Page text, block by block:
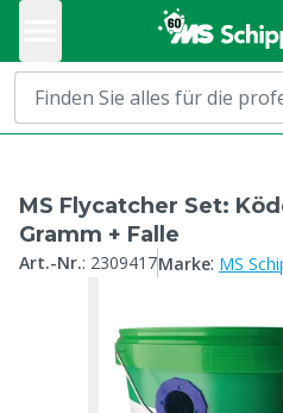
MS Flycatcher Set:
Gramm + Falle
Art.-Nr.: 2309417Marke: MS